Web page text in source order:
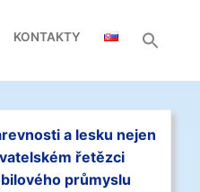
KONTAKTY
a lesku nejen
řetězci
průmyslu